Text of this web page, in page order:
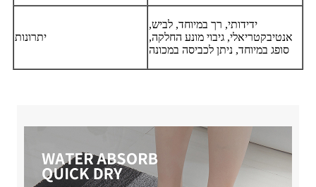
יתרונות
ידידותי, רך במיוחד, לביש,
אנטיבקטריאלי, גיבוי מונע החלקה,
סופג במיוחד, ניתן לכביסה במכונה